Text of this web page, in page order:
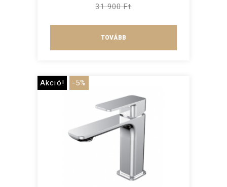
31 900 Ft
TOVÁBB
Akció! -5%